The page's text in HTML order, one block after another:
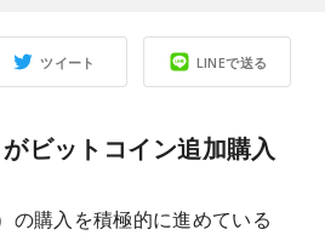
ツイート LINEで送る
ビットコイン追加購入
の購入を積極的に進めている